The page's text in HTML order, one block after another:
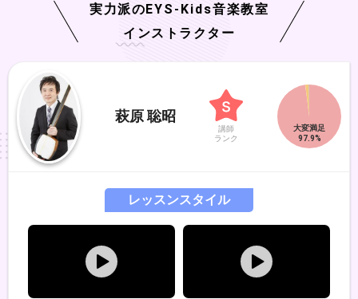
実力派のEYS-Kids音楽教室
インストラクター
萩原 聡昭
講師
ランク
レッスンスタイル